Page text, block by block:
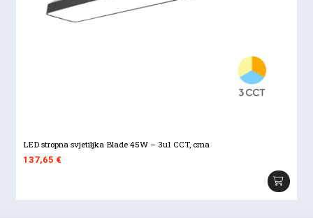
LED stropna svjetiljka Blade 45W – 3u1 CCT, crna
137,65€